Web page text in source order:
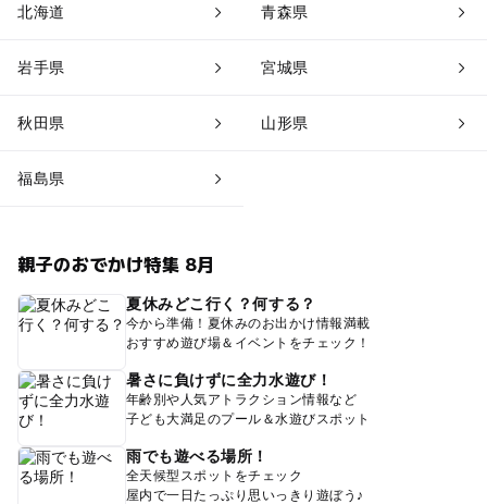
北海道 青森県
岩手県 宮城県
秋田県 山形県
福島県
親子のおでかけ特集 8月
夏休みどこ行く？何する？
今から準備！夏休みのお出かけ情報満載
おすすめ遊び場＆イベントをチェック！
暑さに負けずに全力水遊び！
年齢別や人気アトラクション情報など
子ども大満足のプール＆水遊びスポット
雨でも遊べる場所！
全天候型スポットをチェック
屋内で一日たっぷり思いっきり遊ぼう♪